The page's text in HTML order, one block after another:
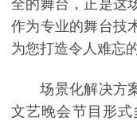
全的舞台，正是这
作为专业的舞台技
为您打造令人难忘
场景化解决方
文艺晚会节目形